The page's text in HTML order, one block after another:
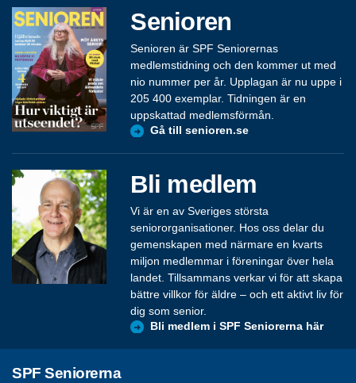
Senioren
Senioren är SPF Seniorernas
medlemstidning och den kommer ut med
nio nummer per år. Upplagan är nu uppe i
205 400 exemplar. Tidningen är en
uppskattad medlemsförmån.
Gå till senioren.se
Bli medlem
Vi är en av Sveriges största
seniororganisationer. Hos oss delar du
gemenskapen med närmare en kvarts
miljon medlemmar i föreningar över hela
landet. Tillsammans verkar vi för att skapa
bättre villkor för äldre – och ett aktivt liv för
dig som senior.
Bli medlem i SPF Seniorerna här
SPF Seniorerna